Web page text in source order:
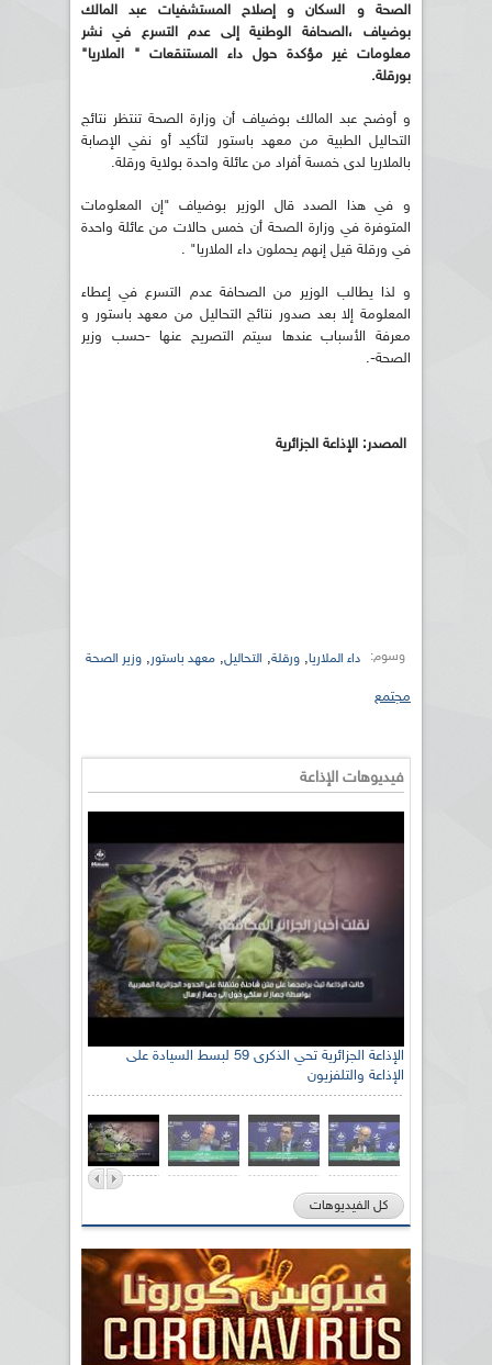
الصحة و السكان و إصلاح المستشفيات عبد المالك
بوضياف ،الصحافة الوطنية إلى عدم التسرع في نشر
معلومات غير مؤكدة حول داء المستنقعات " الملاريا"
بورقلة.
و أوضح عبد المالك بوضياف أن وزارة الصحة تنتظر نتائج
التحاليل الطبية من معهد باستور لتأكيد أو نفي الإصابة
بالملاريا لدى خمسة أفراد من عائلة واحدة بولاية ورقلة.
و في هذا الصدد قال الوزير بوضياف "إن المعلومات
المتوفرة في وزارة الصحة أن خمس حالات من عائلة واحدة
في ورقلة قيل إنهم يحملون داء الملاريا" .
و لذا يطالب الوزير من الصحافة عدم التسرع في إعطاء
المعلومة إلا بعد صدور نتائج التحاليل من معهد باستور و
معرفة الأسباب عندها سيتم التصريح عنها -حسب وزير
الصحة-.
المصدر: الإذاعة الجزائرية
وسوم: داء الملاريا, ورقلة, التحاليل, معهد باستور, وزير الصحة
مجتمع
فيديوهات الإذاعة
الإذاعة الجزائرية تحي الذكرى 59 لبسط السيادة على
الإذاعة والتلفزيون
كل الفيديوهات